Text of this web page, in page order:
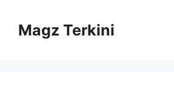
contentMagz Terkini